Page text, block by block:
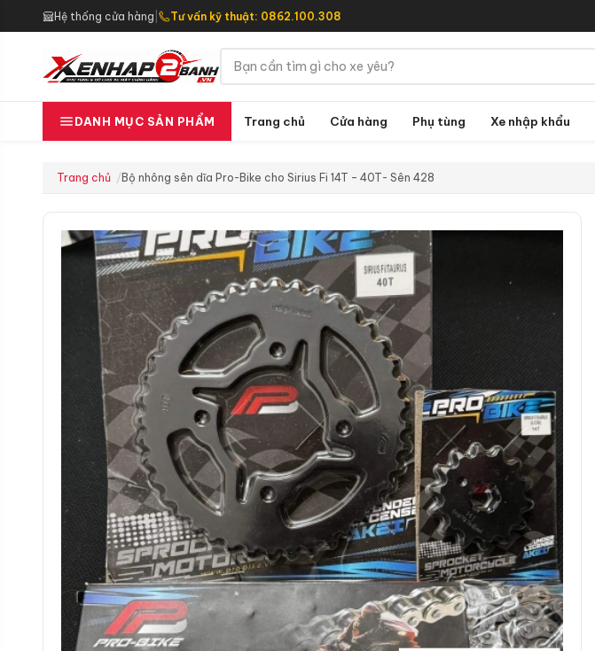
Hệ thống cửa hàng Tư vấn kỹ thuật: 0862.100.308
DANH MỤC SẢN PHẨM Trang chủ Cửa hàng Phụ tùng Xe nhập khẩu
Trang chủ Bộ nhông sên dĩa Pro-Bike cho Sirius Fi 14T – 40T- Sên 428